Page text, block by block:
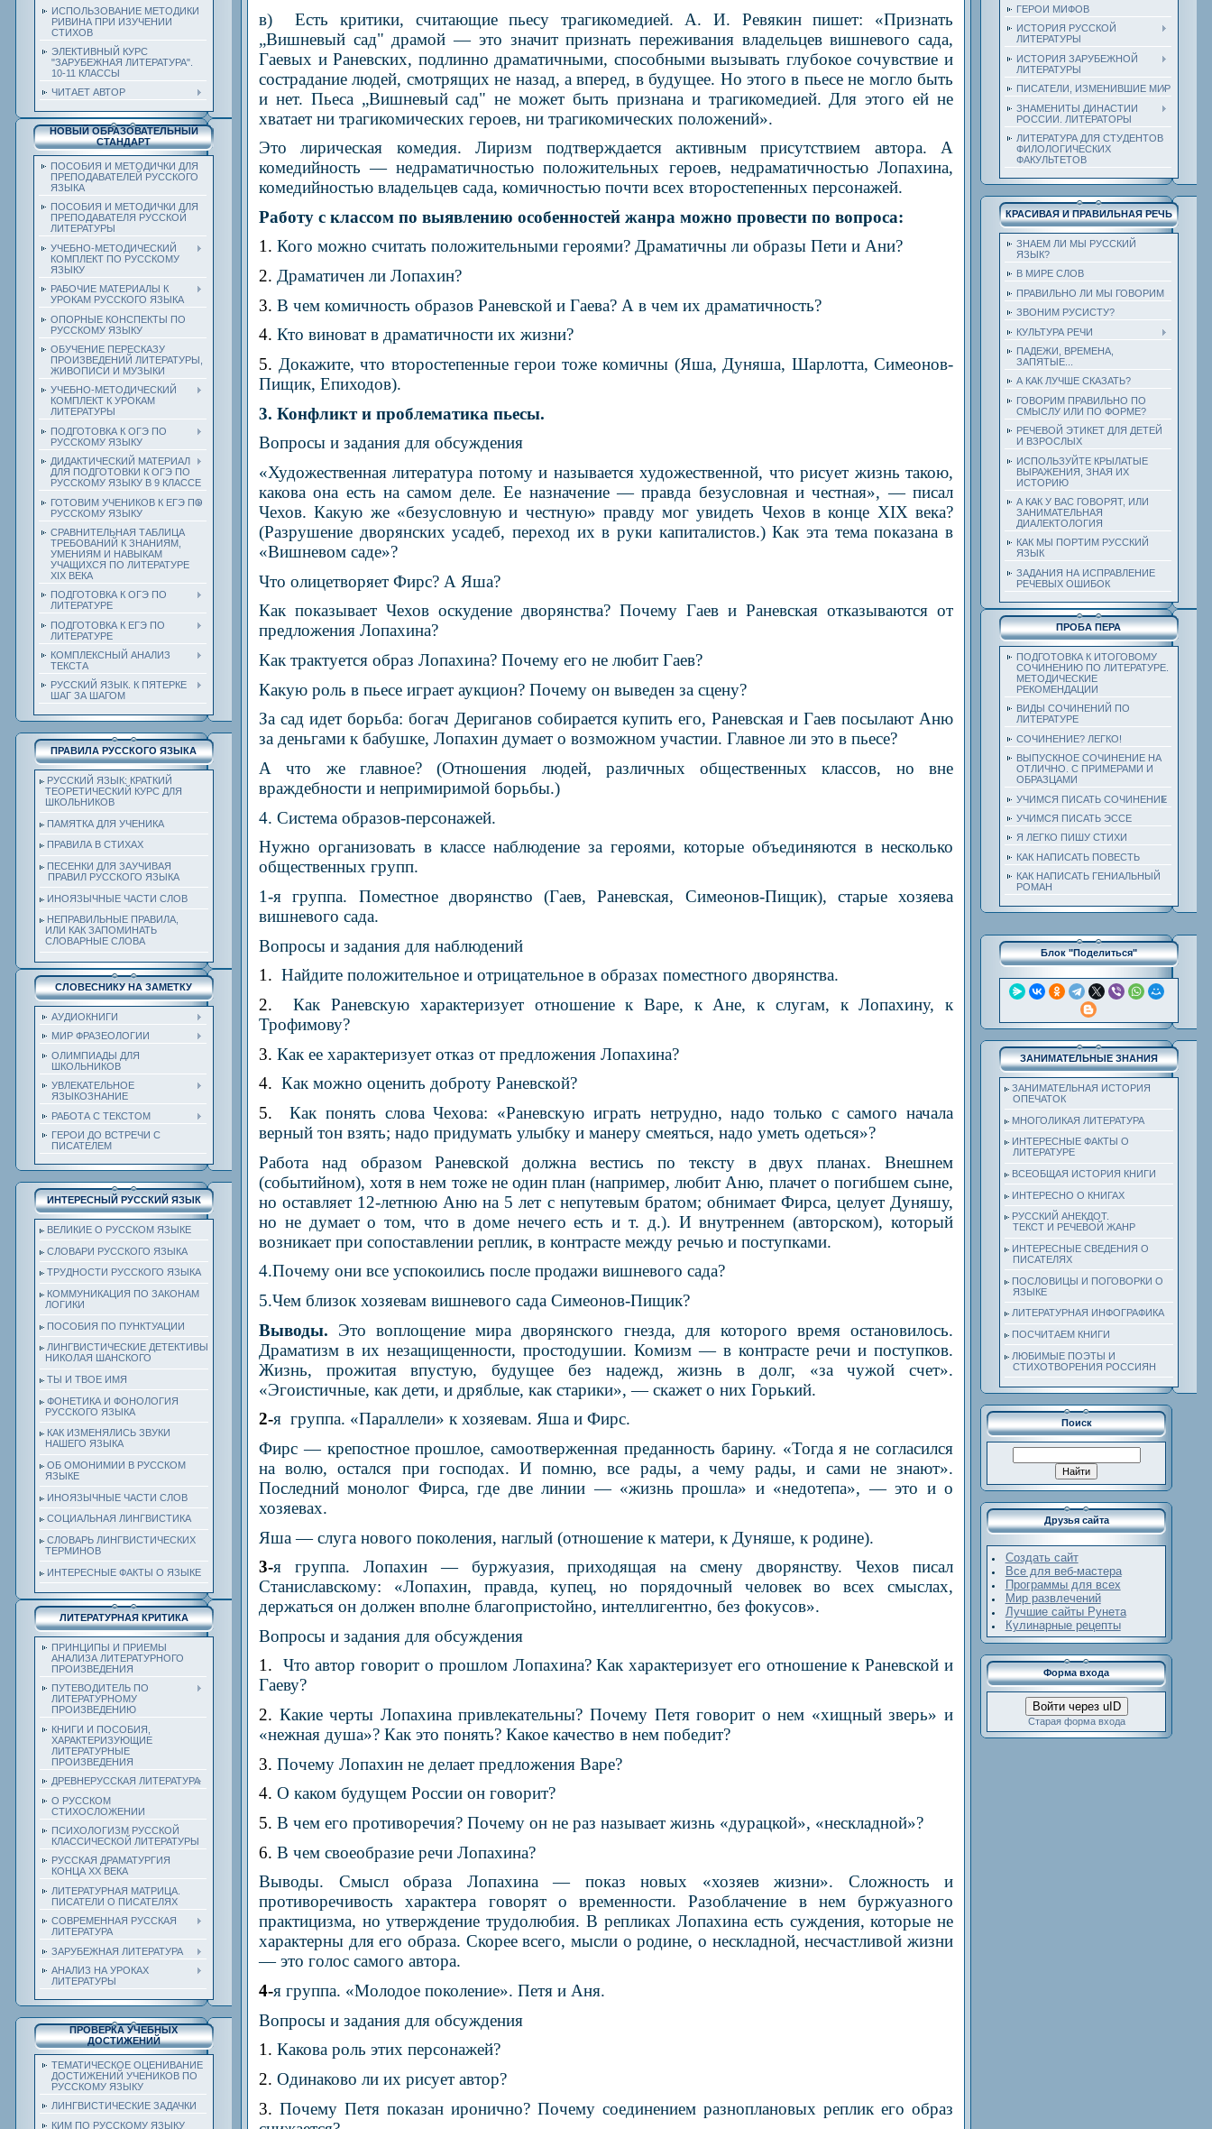
ИСПОЛЬЗОВАНИЕ МЕТОДИКИ
РИВИНА ПРИ ИЗУЧЕНИИ
СТИХОВ
ЭЛЕКТИВНЫЙ КУРС
"ЗАРУБЕЖНАЯ ЛИТЕРАТУРА".
10-11 КЛАССЫ
ЧИТАЕТ АВТОР
НОВЫЙ ОБРАЗОВАТЕЛЬНЫЙ
СТАНДАРТ
ПОСОБИЯ И МЕТОДИЧКИ ДЛЯ
ПРЕПОДАВАТЕЛЕЙ РУССКОГО
ЯЗЫКА
ПОСОБИЯ И МЕТОДИЧКИ ДЛЯ
ПРЕПОДАВАТЕЛЯ РУССКОЙ
ЛИТЕРАТУРЫ
УЧЕБНО-МЕТОДИЧЕСКИЙ
КОМПЛЕКТ ПО РУССКОМУ
ЯЗЫКУ
РАБОЧИЕ МАТЕРИАЛЫ К
УРОКАМ РУССКОГО ЯЗЫКА
ОПОРНЫЕ КОНСПЕКТЫ ПО
РУССКОМУ ЯЗЫКУ
ОБУЧЕНИЕ ПЕРЕСКАЗУ
ПРОИЗВЕДЕНИЙ ЛИТЕРАТУРЫ,
ЖИВОПИСИ И МУЗЫКИ
УЧЕБНО-МЕТОДИЧЕСКИЙ
КОМПЛЕКТ К УРОКАМ
ЛИТЕРАТУРЫ
ПОДГОТОВКА К ОГЭ ПО
РУССКОМУ ЯЗЫКУ
ДИДАКТИЧЕСКИЙ МАТЕРИАЛ
ДЛЯ ПОДГОТОВКИ К ОГЭ ПО
РУССКОМУ ЯЗЫКУ В 9 КЛАССЕ
ГОТОВИМ УЧЕНИКОВ К ЕГЭ ПО
РУССКОМУ ЯЗЫКУ
СРАВНИТЕЛЬНАЯ ТАБЛИЦА
ТРЕБОВАНИЙ К ЗНАНИЯМ,
УМЕНИЯМ И НАВЫКАМ
УЧАЩИХСЯ ПО ЛИТЕРАТУРЕ
ХIХ ВЕКА
ПОДГОТОВКА К ОГЭ ПО
ЛИТЕРАТУРЕ
ПОДГОТОВКА К ЕГЭ ПО
ЛИТЕРАТУРЕ
КОМПЛЕКСНЫЙ АНАЛИЗ
ТЕКСТА
РУССКИЙ ЯЗЫК. К ПЯТЕРКЕ
ШАГ ЗА ШАГОМ
ПРАВИЛА РУССКОГО ЯЗЫКА
РУССКИЙ ЯЗЫК: КРАТКИЙ
ТЕОРЕТИЧЕСКИЙ КУРС ДЛЯ
ШКОЛЬНИКОВ
ПАМЯТКА ДЛЯ УЧЕНИКА
ПРАВИЛА В СТИХАХ
ПЕСЕНКИ ДЛЯ ЗАУЧИВАЯ
ПРАВИЛ РУССКОГО ЯЗЫКА
ИНОЯЗЫЧНЫЕ ЧАСТИ СЛОВ
НЕПРАВИЛЬНЫЕ ПРАВИЛА,
ИЛИ КАК ЗАПОМИНАТЬ
СЛОВАРНЫЕ СЛОВА
СЛОВЕСНИКУ НА ЗАМЕТКУ
АУДИОКНИГИ
МИР ФРАЗЕОЛОГИИ
ОЛИМПИАДЫ ДЛЯ
ШКОЛЬНИКОВ
УВЛЕКАТЕЛЬНОЕ
ЯЗЫКОЗНАНИЕ
РАБОТА С ТЕКСТОМ
ГЕРОИ ДО ВСТРЕЧИ С
ПИСАТЕЛЕМ
ИНТЕРЕСНЫЙ РУССКИЙ ЯЗЫК
ВЕЛИКИЕ О РУССКОМ ЯЗЫКЕ
СЛОВАРИ РУССКОГО ЯЗЫКА
ТРУДНОСТИ РУССКОГО ЯЗЫКА
КОММУНИКАЦИЯ ПО ЗАКОНАМ
ЛОГИКИ
ПОСОБИЯ ПО ПУНКТУАЦИИ
ЛИНГВИСТИЧЕСКИЕ ДЕТЕКТИВЫ
НИКОЛАЯ ШАНСКОГО
ТЫ И ТВОЕ ИМЯ
ФОНЕТИКА И ФОНОЛОГИЯ
РУССКОГО ЯЗЫКА
КАК ИЗМЕНЯЛИСЬ ЗВУКИ
НАШЕГО ЯЗЫКА
ОБ ОМОНИМИИ В РУССКОМ
ЯЗЫКЕ
ИНОЯЗЫЧНЫЕ ЧАСТИ СЛОВ
СОЦИАЛЬНАЯ ЛИНГВИСТИКА
СЛОВАРЬ ЛИНГВИСТИЧЕСКИХ
ТЕРМИНОВ
ИНТЕРЕСНЫЕ ФАКТЫ О ЯЗЫКЕ
ЛИТЕРАТУРНАЯ КРИТИКА
ПРИНЦИПЫ И ПРИЕМЫ
АНАЛИЗА ЛИТЕРАТУРНОГО
ПРОИЗВЕДЕНИЯ
ПУТЕВОДИТЕЛЬ ПО
ЛИТЕРАТУРНОМУ
ПРОИЗВЕДЕНИЮ
КНИГИ И ПОСОБИЯ,
ХАРАКТЕРИЗУЮЩИЕ
ЛИТЕРАТУРНЫЕ
ПРОИЗВЕДЕНИЯ
ДРЕВНЕРУССКАЯ ЛИТЕРАТУРА
О РУССКОМ
СТИХОСЛОЖЕНИИ
ПСИХОЛОГИЗМ РУССКОЙ
КЛАССИЧЕСКОЙ ЛИТЕРАТУРЫ
РУССКАЯ ДРАМАТУРГИЯ
КОНЦА ХХ ВЕКА
ЛИТЕРАТУРНАЯ МАТРИЦА.
ПИСАТЕЛИ О ПИСАТЕЛЯХ
СОВРЕМЕННАЯ РУССКАЯ
ЛИТЕРАТУРА
ЗАРУБЕЖНАЯ ЛИТЕРАТУРА
АНАЛИЗ НА УРОКАХ
ЛИТЕРАТУРЫ
ПРОВЕРКА УЧЕБНЫХ
ДОСТИЖЕНИЙ
ТЕМАТИЧЕСКОЕ ОЦЕНИВАНИЕ
ДОСТИЖЕНИЙ УЧЕНИКОВ ПО
РУССКОМУ ЯЗЫКУ
ЛИНГВИСТИЧЕСКИЕ ЗАДАЧКИ
КИМ ПО РУССКОМУ ЯЗЫКУ
в) Есть критики, считающие пьесу трагикомедией. А. И. Ревякин пишет: «Признать
„Вишневый сад" драмой — это значит признать переживания владельцев вишневого сада,
Гаевых и Раневских, подлинно драматичными, способными вызывать глубокое сочувствие и
сострадание людей, смотрящих не назад, а вперед, в будущее. Но этого в пьесе не могло быть
и нет. Пьеса „Вишневый сад" не может быть признана и трагикомедией. Для этого ей не
хватает ни трагикомических героев, ни трагикомических положений».
Это лирическая комедия. Лиризм подтверждается активным присутствием автора. А
комедийность — недраматичностью положительных героев, недраматичностью Лопахина,
комедийностью владельцев сада, комичностью почти всех второстепенных персонажей.
Работу с классом по выявлению особенностей жанра можно провести по вопроса:
1. Кого можно считать положительными героями? Драматичны ли образы Пети и Ани?
2. Драматичен ли Лопахин?
3. В чем комичность образов Раневской и Гаева? А в чем их драматичность?
4. Кто виноват в драматичности их жизни?
5. Докажите, что второстепенные герои тоже комичны (Яша, Дуняша, Шарлотта, Симеонов-
Пищик, Епиходов).
3. Конфликт и проблематика пьесы.
Вопросы и задания для обсуждения
«Художественная литература потому и называется художественной, что рисует жизнь такою,
какова она есть на самом деле. Ее назначение — правда безусловная и честная», — писал
Чехов. Какую же «безусловную и честную» правду мог увидеть Чехов в конце XIX века?
(Разрушение дворянских усадеб, переход их в руки капиталистов.) Как эта тема показана в
«Вишневом саде»?
Что олицетворяет Фирс? А Яша?
Как показывает Чехов оскудение дворянства? Почему Гаев и Раневская отказываются от
предложения Лопахина?
Как трактуется образ Лопахина? Почему его не любит Гаев?
Какую роль в пьесе играет аукцион? Почему он выведен за сцену?
За сад идет борьба: богач Дериганов собирается купить его, Раневская и Гаев посылают Аню
за деньгами к бабушке, Лопахин думает о возможном участии. Главное ли это в пьесе?
А что же главное? (Отношения людей, различных общественных классов, но вне
враждебности и непримиримой борьбы.)
4. Система образов-персонажей.
Нужно организовать в классе наблюдение за героями, которые объединяются в несколько
общественных групп.
1-я группа. Поместное дворянство (Гаев, Раневская, Симеонов-Пищик), старые хозяева
вишневого сада.
Вопросы и задания для наблюдений
1. Найдите положительное и отрицательное в образах поместного дворянства.
2.Как Раневскую характеризует отношение к Варе, к Ане, к слугам, к Лопахину, к
Трофимову?
3. Как ее характеризует отказ от предложения Лопахина?
4. Как можно оценить доброту Раневской?
5.Как понять слова Чехова: «Раневскую играть нетрудно, надо только с самого начала
верный тон взять; надо придумать улыбку и манеру смеяться, надо уметь одеться»?
Работа над образом Раневской должна вестись по тексту в двух планах. Внешнем
(событийном), хотя в нем тоже не один план (например, любит Аню, плачет о погибшем сыне,
но оставляет 12-летнюю Аню на 5 лет с непутевым братом; обнимает Фирса, целует Дуняшу,
но не думает о том, что в доме нечего есть и т. д.). И внутреннем (авторском), который
возникает при сопоставлении реплик, в контрасте между речью и поступками.
4.Почему они все успокоились после продажи вишневого сада?
5.Чем близок хозяевам вишневого сада Симеонов-Пищик?
Выводы. Это воплощение мира дворянского гнезда, для которого время остановилось.
Драматизм в их незащищенности, простодушии. Комизм — в контрасте речи и поступков.
Жизнь, прожитая впустую, будущее без надежд, жизнь в долг, «за чужой счет».
«Эгоистичные, как дети, и дряблые, как старики», — скажет о них Горький.
2-я группа. «Параллели» к хозяевам. Яша и Фирс.
Фирс — крепостное прошлое, самоотверженная преданность барину. «Тогда я не согласился
на волю, остался при господах. И помню, все рады, а чему рады, и сами не знают».
Последний монолог Фирса, где две линии — «жизнь прошла» и «недотепа», — это и о
хозяевах.
Яша — слуга нового поколения, наглый (отношение к матери, к Дуняше, к родине).
3-я группа. Лопахин — буржуазия, приходящая на смену дворянству. Чехов писал
Станиславскому: «Лопахин, правда, купец, но порядочный человек во всех смыслах,
держаться он должен вполне благопристойно, интеллигентно, без фокусов».
Вопросы и задания для обсуждения
1. Что автор говорит о прошлом Лопахина? Как характеризует его отношение к Раневской и
Гаеву?
2. Какие черты Лопахина привлекательны? Почему Петя говорит о нем «хищный зверь» и
«нежная душа»? Как это понять? Какое качество в нем победит?
3. Почему Лопахин не делает предложения Варе?
4. О каком будущем России он говорит?
5. В чем его противоречия? Почему он не раз называет жизнь «дурацкой», «нескладной»?
6. В чем своеобразие речи Лопахина?
Выводы. Смысл образа Лопахина — показ новых «хозяев жизни». Сложность и
противоречивость характера говорят о временности. Разоблачение в нем буржуазного
практицизма, но утверждение трудолюбия. В репликах Лопахина есть суждения, которые не
характерны для его образа. Скорее всего, мысли о родине, о нескладной, несчастливой жизни
— это голос самого автора.
4-я группа. «Молодое поколение». Петя и Аня.
Вопросы и задания для обсуждения
1. Какова роль этих персонажей?
2. Одинаково ли их рисует автор?
3. Почему Петя показан иронично? Почему соединением разноплановых реплик его образ
ГЕРОИ МИФОВ
ИСТОРИЯ РУССКОЙ
ЛИТЕРАТУРЫ
ИСТОРИЯ ЗАРУБЕЖНОЙ
ЛИТЕРАТУРЫ
ПИСАТЕЛИ, ИЗМЕНИВШИЕ МИР
ЗНАМЕНИТЫ ДИНАСТИИ
РОССИИ. ЛИТЕРАТОРЫ
ЛИТЕРАТУРА ДЛЯ СТУДЕНТОВ
ФИЛОЛОГИЧЕСКИХ
ФАКУЛЬТЕТОВ
КРАСИВАЯ И ПРАВИЛЬНАЯ РЕЧЬ
ЗНАЕМ ЛИ МЫ РУССКИЙ
ЯЗЫК?
В МИРЕ СЛОВ
ПРАВИЛЬНО ЛИ МЫ ГОВОРИМ
ЗВОНИМ РУСИСТУ?
КУЛЬТУРА РЕЧИ
ПАДЕЖИ, ВРЕМЕНА,
ЗАПЯТЫЕ...
А КАК ЛУЧШЕ СКАЗАТЬ?
ГОВОРИМ ПРАВИЛЬНО ПО
СМЫСЛУ ИЛИ ПО ФОРМЕ?
РЕЧЕВОЙ ЭТИКЕТ ДЛЯ ДЕТЕЙ
И ВЗРОСЛЫХ
ИСПОЛЬЗУЙТЕ КРЫЛАТЫЕ
ВЫРАЖЕНИЯ, ЗНАЯ ИХ
ИСТОРИЮ
А КАК У ВАС ГОВОРЯТ, ИЛИ
ЗАНИМАТЕЛЬНАЯ
ДИАЛЕКТОЛОГИЯ
КАК МЫ ПОРТИМ РУССКИЙ
ЯЗЫК
ЗАДАНИЯ НА ИСПРАВЛЕНИЕ
РЕЧЕВЫХ ОШИБОК
ПРОБА ПЕРА
ПОДГОТОВКА К ИТОГОВОМУ
СОЧИНЕНИЮ ПО ЛИТЕРАТУРЕ.
МЕТОДИЧЕСКИЕ
РЕКОМЕНДАЦИИ
ВИДЫ СОЧИНЕНИЙ ПО
ЛИТЕРАТУРЕ
СОЧИНЕНИЕ? ЛЕГКО!
ВЫПУСКНОЕ СОЧИНЕНИЕ НА
ОТЛИЧНО. С ПРИМЕРАМИ И
ОБРАЗЦАМИ
УЧИМСЯ ПИСАТЬ СОЧИНЕНИЕ
УЧИМСЯ ПИСАТЬ ЭССЕ
Я ЛЕГКО ПИШУ СТИХИ
КАК НАПИСАТЬ ПОВЕСТЬ
КАК НАПИСАТЬ ГЕНИАЛЬНЫЙ
РОМАН
Блок "Поделиться"
ЗАНИМАТЕЛЬНЫЕ ЗНАНИЯ
ЗАНИМАТЕЛЬНАЯ ИСТОРИЯ
ОПЕЧАТОК
МНОГОЛИКАЯ ЛИТЕРАТУРА
ИНТЕРЕСНЫЕ ФАКТЫ О
ЛИТЕРАТУРЕ
ВСЕОБЩАЯ ИСТОРИЯ КНИГИ
ИНТЕРЕСНО О КНИГАХ
РУССКИЙ АНЕКДОТ.
ТЕКСТ И РЕЧЕВОЙ ЖАНР
ИНТЕРЕСНЫЕ СВЕДЕНИЯ О
ПИСАТЕЛЯХ
ПОСЛОВИЦЫ И ПОГОВОРКИ О
ЯЗЫКЕ
ЛИТЕРАТУРНАЯ ИНФОГРАФИКА
ПОСЧИТАЕМ КНИГИ
ЛЮБИМЫЕ ПОЭТЫ И
СТИХОТВОРЕНИЯ РОССИЯН
Поиск
Друзья сайта
Создать сайт
Все для веб-мастера
Программы для всех
Мир развлечений
Лучшие сайты Рунета
Кулинарные рецепты
Форма входа
Войти через uID
Старая форма входа